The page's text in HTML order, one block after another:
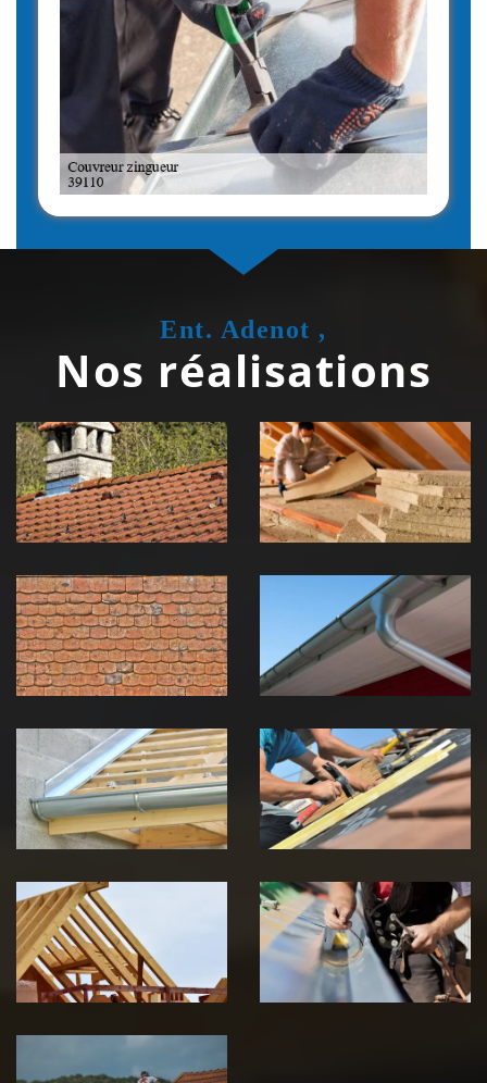
Ent. Adenot ,
Nos réalisations
Couvreur
zingueur 39
Jura
Isolation de
toiture 39
Jura
démoussage de
toiture 39
Jura
pose de
gouttière 39
Jura
Pose de
Chéneau 39
Jura
Réparation de
toiture 39
Jura
Traitement de
charpente 39
Jura
Travaux de
zinguerie 39
Jura
Urgence fuite